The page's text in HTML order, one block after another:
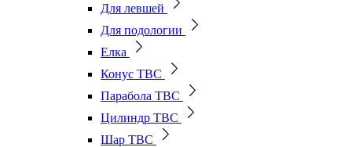
Для левшей
Для подологии
Елка
Конус ТВС
Парабола ТВС
Цилиндр ТВС
Шар ТВС